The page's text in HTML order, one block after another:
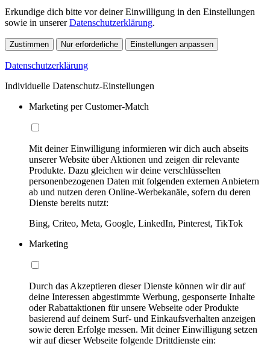
Erkundige dich bitte vor deiner Einwilligung in den Einstellungen
sowie in unsererDatenschutzerklärung.
Zustimmen Nur erforderliche Einstellungen anpassen
Datenschutzerklärung
Individuelle Datenschutz-Einstellungen
Marketing per Customer-Match
Mit deiner Einwilligung informieren wir dich auch abseits
unserer Website über Aktionen und zeigen dir relevante
Produkte. Dazu gleichen wir deine verschlüsselten
personenbezogenen Daten mit folgenden externen Anbietern
ab und nutzen deren Online-Werbekanäle, sofern du deren
Dienste bereits nutzt:
Bing, Criteo, Meta, Google, LinkedIn, Pinterest, TikTok
Marketing
Durch das Akzeptieren dieser Dienste können wir dir auf
deine Interessen abgestimmte Werbung, gesponserte Inhalte
oder Rabattaktionen für unsere Webseite oder Produkte
basierend auf deinem Surf- und Einkaufsverhalten anzeigen
sowie deren Erfolge messen. Mit deiner Einwilligung setzen
wir auf dieser Webseite folgende Drittdienste ein: